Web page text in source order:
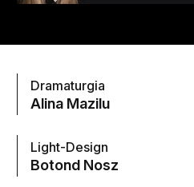
Dramaturgia
Alina Mazilu
Light-Design
Botond Nosz